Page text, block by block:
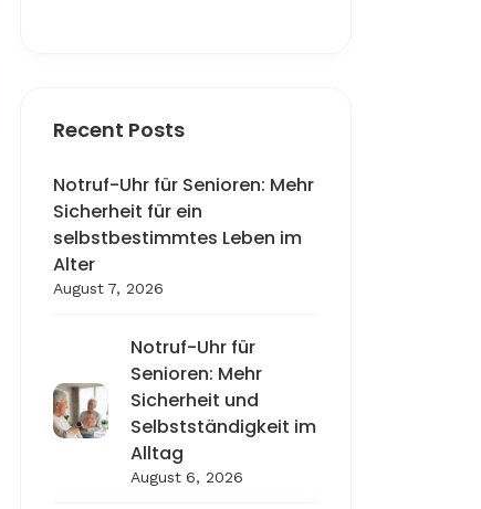
Recent Posts
Notruf-Uhr für Senioren: Mehr
Sicherheit für ein
selbstbestimmtes Leben im
Alter
August 7, 2026
Notruf-Uhr für
Senioren: Mehr
Sicherheit und
Selbstständigkeit im
Alltag
August 6, 2026